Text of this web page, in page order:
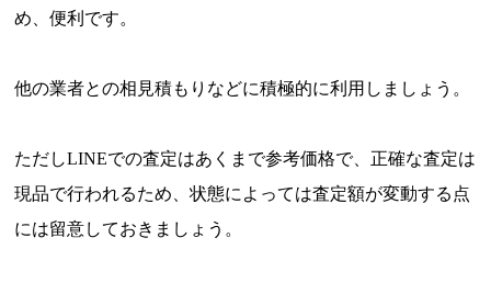
め、便利です。
他の業者との相見積もりなどに積極的に利用しましょう。
ただしLINEでの査定はあくまで参考価格で、正確な査定は
現品で行われるため、状態によっては査定額が変動する点
には留意しておきましょう。